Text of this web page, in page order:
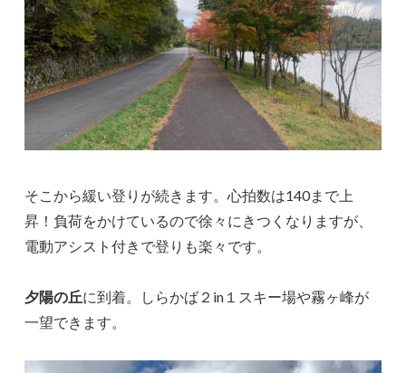
そこから緩い登りが続きます。心拍数は140まで上
昇！負荷をかけているので徐々にきつくなりますが、
電動アシスト付きで登りも楽々です。
夕陽の丘に到着。しらかば２in１スキー場や霧ヶ峰が
一望できます。